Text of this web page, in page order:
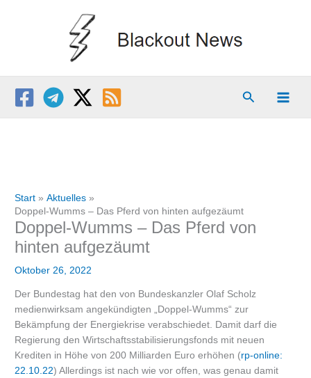
Suchen
Start
Aktuelles
Doppel-Wumms – Das Pferd von hinten aufgezäumt
Doppel-Wumms – Das Pferd von
hinten aufgezäumt
Oktober 26, 2022
Der Bundestag hat den von Bundeskanzler Olaf Scholz
medienwirksam angekündigten „Doppel-Wumms“ zur
Bekämpfung der Energiekrise verabschiedet. Damit darf die
Regierung den Wirtschaftsstabilisierungsfonds mit neuen
Krediten in Höhe von 200 Milliarden Euro erhöhen (rp-online:
22.10.22) Allerdings ist nach wie vor offen, was genau damit